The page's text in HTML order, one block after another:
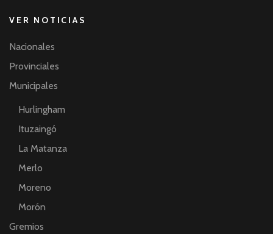
VER NOTICIAS
Nacionales
Provinciales
Municipales
Hurlingham
Ituzaingó
La Matanza
Merlo
Moreno
Morón
Gremios